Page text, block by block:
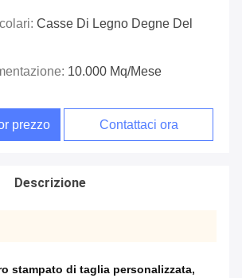
Casse Di Legno Degne Del
10.000 Mq/mese
prezzo Contattaci ora
Descrizione
stampato di taglia personalizzata,